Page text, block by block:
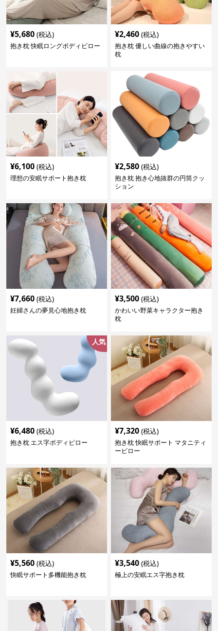
¥5,680 (税込)
抱き枕 快眠ロングボディピロー
¥2,460 (税込)
抱き枕 優しい曲線の抱きやすい
枕
¥6,100 (税込)
理想の安眠サポート抱き枕
¥2,580 (税込)
抱き枕 抱き心地抜群の円筒クッ
ション
¥7,660 (税込)
妊婦さんの夢見心地抱き枕
¥3,500 (税込)
かわいい野菜キャラクター抱き
枕
人気
¥6,480 (税込)
抱き枕 エス字ボディピロー
¥7,320 (税込)
抱き枕 快眠サポート マタニティ
ーピロー
¥5,560 (税込)
快眠サポート多機能抱き枕
¥3,540 (税込)
極上の安眠エス字抱き枕